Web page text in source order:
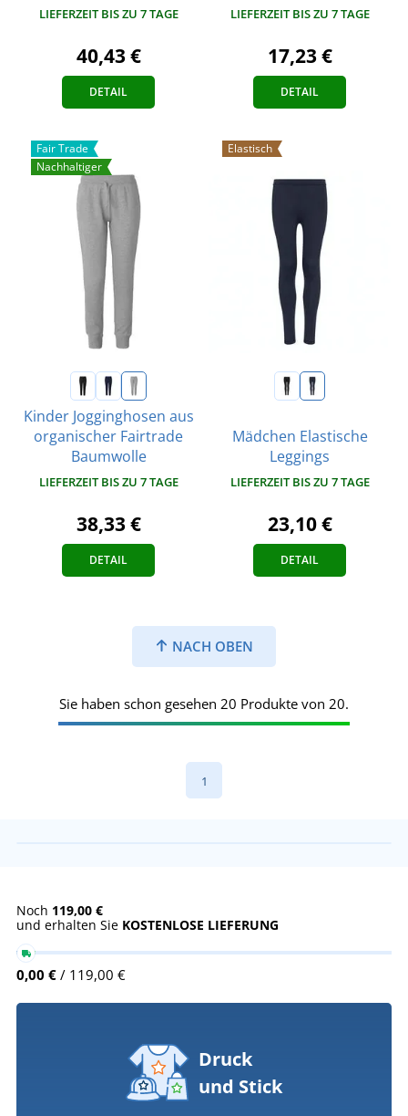
LIEFERZEIT BIS ZU 7 TAGE
40,43 €
DETAIL
LIEFERZEIT BIS ZU 7 TAGE
17,23 €
DETAIL
Fair Trade
Nachhaltiger
Kinder Jogginghosen aus
organischer Fairtrade
Baumwolle
LIEFERZEIT BIS ZU 7 TAGE
38,33 €
DETAIL
Elastisch
Mädchen Elastische
Leggings
LIEFERZEIT BIS ZU 7 TAGE
23,10 €
DETAIL
NACH OBEN
Sie haben schon gesehen 20 Produkte von 20.
1
Noch 119,00 €
und erhalten Sie KOSTENLOSE LIEFERUNG
0,00 € / 119,00 €
Druck
und Stick